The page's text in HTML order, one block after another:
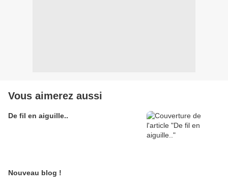
Vous aimerez aussi
De fil en aiguille..
Nouveau blog !